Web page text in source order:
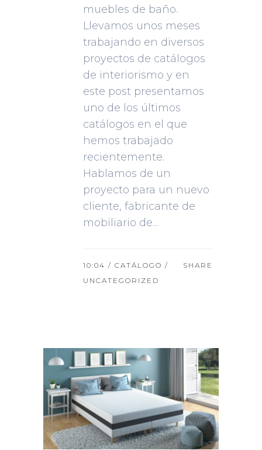
muebles de baño.
Llevamos unos meses
trabajando en diversos
proyectos de catálogos
de interiorismo y en
este post presentamos
uno de los últimos
catálogos en el que
hemos trabajado
recientemente.
Hablamos de un
proyecto para un nuevo
cliente, fabricante de
mobiliario de...
10:04 / CATÁLOGO /
UNCATEGORIZED
SHARE